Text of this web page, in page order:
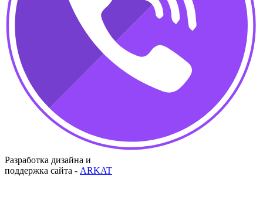
Разработка дизайна и
поддержка сайта - ARKAT